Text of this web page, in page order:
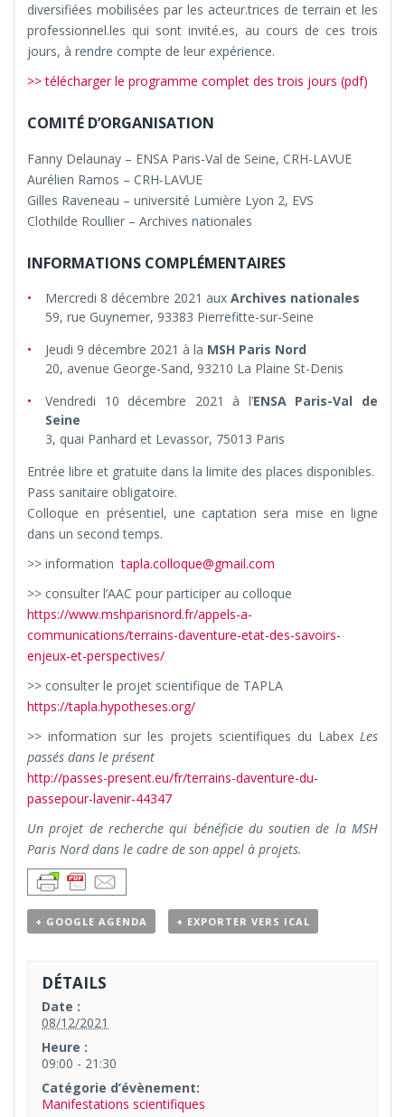
diversifiées mobilisées par les acteur.trices de terrain et les
professionnel.les qui sont invité.es, au cours de ces trois
jours, à rendre compte de leur expérience.
>> télécharger le programme complet des trois jours (pdf)
COMITÉ D’ORGANISATION
Fanny Delaunay – ENSA Paris-Val de Seine, CRH-LAVUE
Aurélien Ramos – CRH-LAVUE
Gilles Raveneau – université Lumière Lyon 2, EVS
Clothilde Roullier – Archives nationales
INFORMATIONS COMPLÉMENTAIRES
Mercredi 8 décembre 2021 aux Archives nationales
59, rue Guynemer, 93383 Pierrefitte-sur-Seine
Jeudi 9 décembre 2021 à la MSH Paris Nord
20, avenue George-Sand, 93210 La Plaine St-Denis
Vendredi 10 décembre 2021 à l’ENSA Paris-Val de
Seine
3, quai Panhard et Levassor, 75013 Paris
Entrée libre et gratuite dans la limite des places disponibles.
Pass sanitaire obligatoire.
Colloque en présentiel, une captation sera mise en ligne
dans un second temps.
>> informationtapla.colloque@gmail.com
>> consulter l’AAC pour participer au colloque
https://www.mshparisnord.fr/appels-a-
communications/terrains-daventure-etat-des-savoirs-
enjeux-et-perspectives/
>> consulter le projet scientifique de TAPLA
https://tapla.hypotheses.org/
>> information sur les projets scientifiques du LabexLes
passés dans le présent
http://passes-present.eu/fr/terrains-daventure-du-
passepour-lavenir-44347
Un projet de recherche qui bénéficie du soutien de la MSH
Paris Nord dans le cadre de son appel à projets.
+ GOOGLE AGENDA + EXPORTER VERS ICAL
DÉTAILS
Date :
08/12/2021
Heure :
09:00 - 21:30
Catégorie d’évènement:
Manifestations scientifiques